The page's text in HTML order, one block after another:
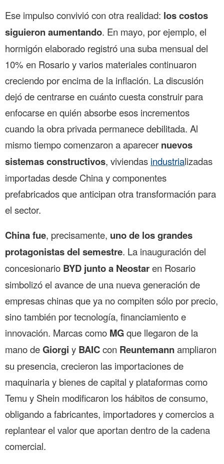
Ese impulso convivió con otra realidad: los costos
siguieron aumentando. En mayo, por ejemplo, el
hormigón elaborado registró una suba mensual del
10% en Rosario y varios materiales continuaron
creciendo por encima de la inflación. La discusión
dejó de centrarse en cuánto cuesta construir para
enfocarse en quién absorbe esos incrementos
cuando la obra privada permanece debilitada. Al
mismo tiempo comenzaron a aparecer nuevos
sistemas constructivos, viviendas industrializadas
importadas desde China y componentes
prefabricados que anticipan otra transformación para
el sector.
China fue, precisamente, uno de los grandes
protagonistas del semestre. La inauguración del
concesionario BYD junto a Neostaren Rosario
simbolizó el avance de una nueva generación de
empresas chinas que ya no compiten sólo por precio,
sino también por tecnología, financiamiento e
innovación. Marcas como MGque llegaron de la
mano deGiorgi y BAICcon Reuntemannampliaron
su presencia, crecieron las importaciones de
maquinaria y bienes de capital y plataformas como
Temu y Shein modificaron los hábitos de consumo,
obligando a fabricantes, importadores y comercios a
replantear el valor que aportan dentro de la cadena
comercial.